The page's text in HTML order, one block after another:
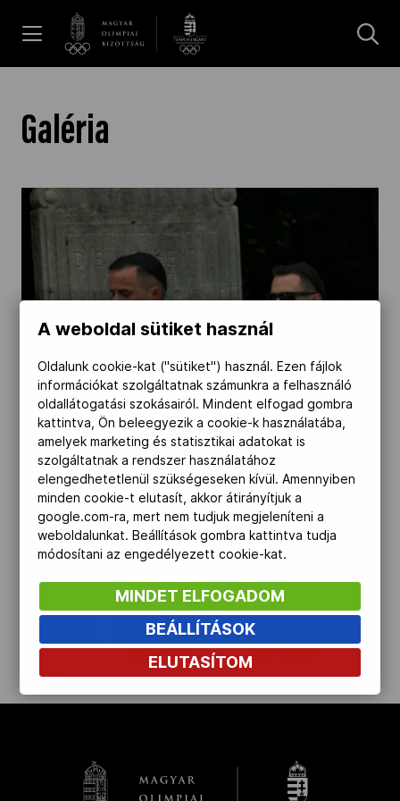
Dakar 2026
Los Angeles 2028
MOB
Kettőskarrier-program
NOB
Társszervezetek
Adatbank
Galéria
kinyit
A weboldal sütiket használ
Oldalunk cookie-kat ("sütiket") használ. Ezen fájlok
információkat szolgáltatnak számunkra a felhasználó
oldallátogatási szokásairól. Mindent elfogad gombra
kattintva, Ön beleegyezik a cookie-k használatába,
amelyek marketing és statisztikai adatokat is
szolgáltatnak a rendszer használatához
elengedhetetlenül szükségeseken kívül. Amennyiben
minden cookie-t elutasít, akkor átirányítjuk a
google.com-ra, mert nem tudjuk megjeleníteni a
weboldalunkat. Beállítások gombra kattintva tudja
módosítani az engedélyezett cookie-kat.
MINDET ELFOGADOM
BEÁLLÍTÁSOK
ELUTASÍTOM